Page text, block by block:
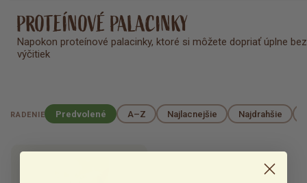
PROTEÍNOVÉ PALACINKY
Napokon proteínové palacinky, ktoré si môžete dopriať úplne bez
výčitiek
RADENIE Predvolené A–Z Najlacnejšie Najdrahšie